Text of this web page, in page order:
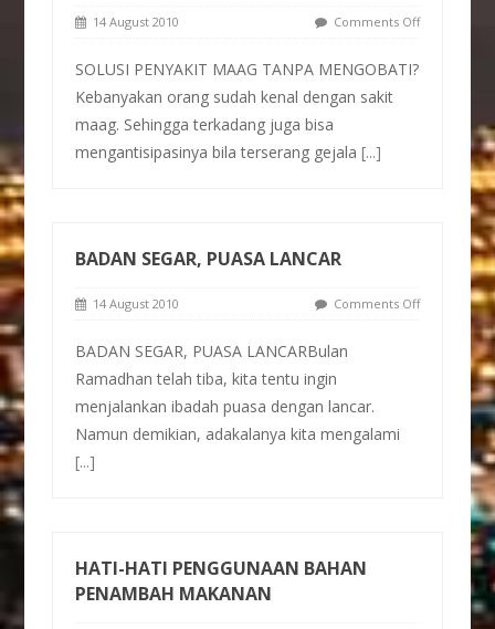
14 August 2010 Comments Off
SOLUSI PENYAKIT MAAG TANPA MENGOBATI?
Kebanyakan orang sudah kenal dengan sakit
maag. Sehingga terkadang juga bisa
mengantisipasinya bila terserang gejala[...]
BADAN SEGAR, PUASA LANCAR
14 August 2010 Comments Off
BADAN SEGAR, PUASA LANCARBulan
Ramadhan telah tiba, kita tentu ingin
menjalankan ibadah puasa dengan lancar.
Namun demikian, adakalanya kita mengalami
[...]
HATI-HATI PENGGUNAAN BAHAN
PENAMBAH MAKANAN